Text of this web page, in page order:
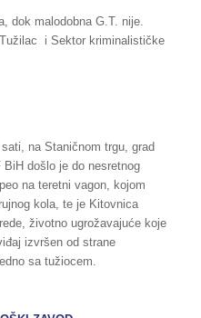
dok malodobna G.T. nije.
i Sektor kriminalističke
na Staničnom trgu, grad
došlo je do nesretnog
na teretni vagon, kojom
kola, te je Kitovnica
životno ugrožavajuće koje
izvršen od strane
sa tužiocem.